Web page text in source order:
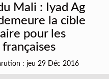
Mali : Iyad Ag
la cible
pour les
: jeu 29 Déc 2016